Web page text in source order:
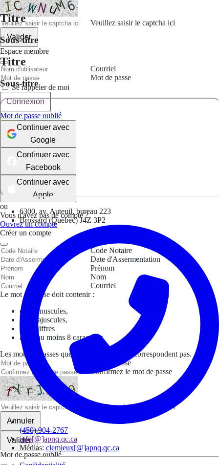
Titre
Sous-titre
Titre
Sous-titre
6300, av. Auteuil, bureau 223
Brossard (Québec) J4Z 3P2
(450) 904-2767
info[@]apnq.qc.ca
Médias: clemieux[@]apnq.qc.ca
Veuillez saisir le captcha ici
Valider
Espace membre
Courriel
Mot de passe
Se rappeler de moi
Connexion
Mot de passe oublié
Continuer avec
Google
Continuer avec
Facebook
Continuer avec
Apple
ou
Vous n'avez pas de compte ?
Ouvrez un compte
Créer un compte
Code Notaire
Date d'Assermentation
Prénom
Nom
Courriel
Le mot de passe doit contenir :
des minuscules,
des majuscules,
des chiffres
avoir au moins 8 caractères
Les mots de passes que vous avez saisis ne correspondent pas.
Mot de passe
Confirmez le mot de passe
Veuillez saisir le captcha ici
Annuler
Valider
Mot de passe oublié